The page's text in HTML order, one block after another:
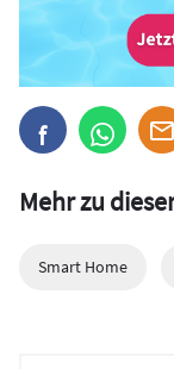
Mehr zu
Smart Home